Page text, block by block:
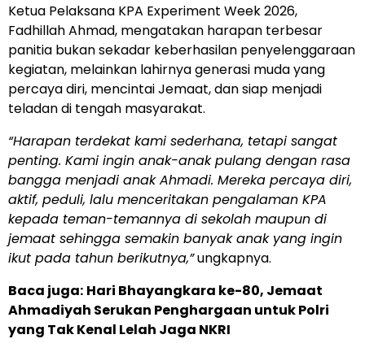
Ketua Pelaksana KPA Experiment Week 2026,
Fadhillah Ahmad, mengatakan harapan terbesar
panitia bukan sekadar keberhasilan penyelenggaraan
kegiatan, melainkan lahirnya generasi muda yang
percaya diri, mencintai Jemaat, dan siap menjadi
teladan di tengah masyarakat.
“Harapan terdekat kami sederhana, tetapi sangat
penting. Kami ingin anak-anak pulang dengan rasa
bangga menjadi anak Ahmadi. Mereka percaya diri,
aktif, peduli, lalu menceritakan pengalaman KPA
kepada teman-temannya di sekolah maupun di
jemaat sehingga semakin banyak anak yang ingin
ikut pada tahun berikutnya,”ungkapnya.
Baca juga: Hari Bhayangkara ke-80, Jemaat
Ahmadiyah Serukan Penghargaan untuk Polri
yang Tak Kenal Lelah Jaga NKRI